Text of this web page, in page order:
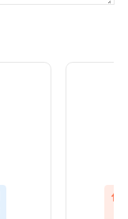
信